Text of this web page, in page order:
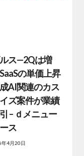
ス—2Qは増
の単価上昇
AI関連のカス
ズ案件が業績
– ｄメニュー
ス
4月20日